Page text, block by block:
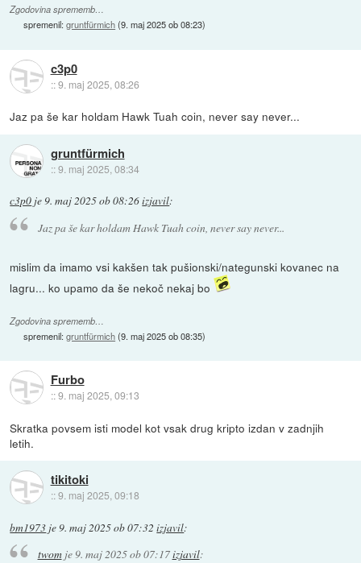
Zgodovina sprememb…
spremenil:gruntfürmich(9. maj 2025 ob 08:23)
c3p0
::9. maj 2025, 08:26
Jaz pa še kar holdam Hawk Tuah coin, never say never...
gruntfürmich
::9. maj 2025, 08:34
c3p0 je9. maj 2025 ob 08:26izjavil:
Jaz pa še kar holdam Hawk Tuah coin, never say never...
mislim da imamo vsi kakšen tak pušionski/nategunski kovanec na
lagru... ko upamo da še nekoč nekaj bo
Zgodovina sprememb…
spremenil:gruntfürmich(9. maj 2025 ob 08:35)
Furbo
::9. maj 2025, 09:13
Skratka povsem isti model kot vsak drug kripto izdan v zadnjih
letih.
tikitoki
::9. maj 2025, 09:18
bm1973 je9. maj 2025 ob 07:32 izjavil:
twomje9. maj 2025 ob 07:17izjavil: